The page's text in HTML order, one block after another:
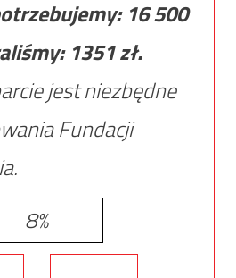
16 500
1351zł.
jest niezbędne
Fundacji
8%